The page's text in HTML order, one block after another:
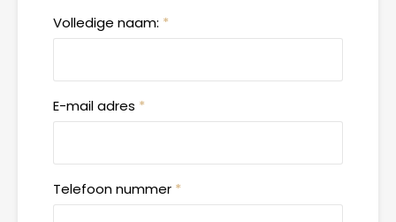
Volledige naam: *
E-mail adres *
Telefoon nummer *